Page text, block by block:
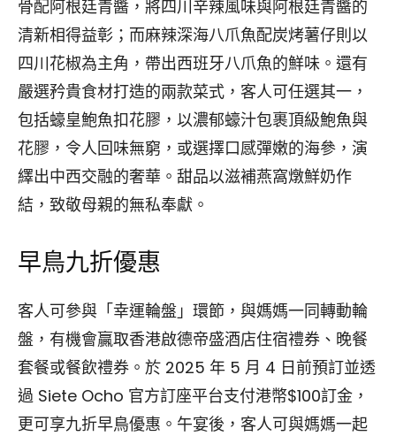
骨配阿根廷青醬，將四川辛辣風味與阿根廷青醬的
清新相得益彰；而麻辣深海八爪魚配炭烤薯仔則以
四川花椒為主角，帶出西班牙八爪魚的鮮味。還有
嚴選矜貴食材打造的兩款菜式，客人可任選其一，
包括蠔皇鮑魚扣花膠，以濃郁蠔汁包裹頂級鮑魚與
花膠，令人回味無窮，或選擇口感彈嫩的海參，演
繹出中西交融的奢華。甜品以滋補燕窩燉鮮奶作
結，致敬母親的無私奉獻。
早鳥九折優惠
客人可參與「幸運輪盤」環節，與媽媽一同轉動輪
盤，有機會贏取香港啟德帝盛酒店住宿禮券、晚餐
套餐或餐飲禮券。於 2025 年 5 月 4 日前預訂並透
過 Siete Ocho 官方訂座平台支付港幣$100訂金，
更可享九折早鳥優惠。午宴後，客人可與媽媽一起